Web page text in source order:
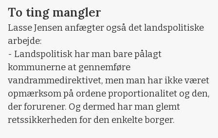
To ting mangler
Lasse Jensen anfægter også det landspolitiske
arbejde:
- Landspolitisk har man bare pålagt
kommunerne at gennemføre
vandrammedirektivet, men man har ikke været
opmærksom på ordene proportionalitet og den,
der forurener. Og dermed har man glemt
retssikkerheden for den enkelte borger.